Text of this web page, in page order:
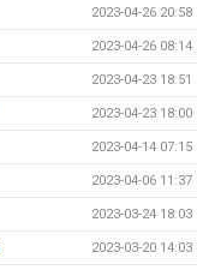
2023-04-26 20:58
2023-04-26 08:14
2023-04-23 18:51
2023-04-23 18:00
2023-04-14 07:15
2023-04-06 11:37
2023-03-24 18:03
2023-03-20 14:03